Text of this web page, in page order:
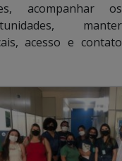
acompanhar os
manter
acesso e contato